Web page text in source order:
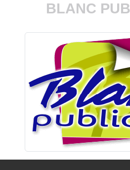
BLANC